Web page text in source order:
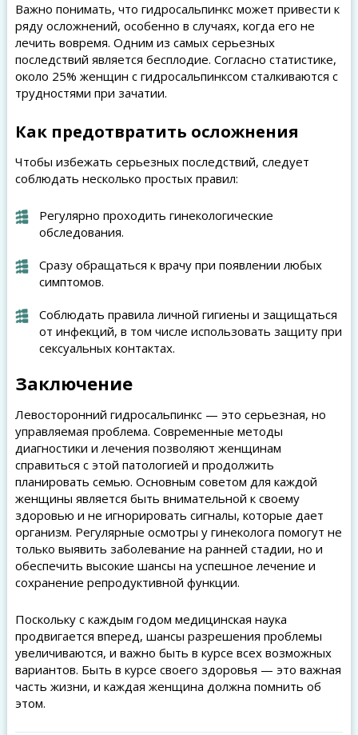
Важно понимать, что гидросальпинкс может привести к
ряду осложнений, особенно в случаях, когда его не
лечить вовремя. Одним из самых серьезных
последствий является бесплодие. Согласно статистике,
около 25% женщин с гидросальпинксом сталкиваются с
трудностями при зачатии.
Как предотвратить осложнения
Чтобы избежать серьезных последствий, следует
соблюдать несколько простых правил:
Регулярно проходить гинекологические
обследования.
Сразу обращаться к врачу при появлении любых
симптомов.
Соблюдать правила личной гигиены и защищаться
от инфекций, в том числе использовать защиту при
сексуальных контактах.
Заключение
Левосторонний гидросальпинкс — это серьезная, но
управляемая проблема. Современные методы
диагностики и лечения позволяют женщинам
справиться с этой патологией и продолжить
планировать семью. Основным советом для каждой
женщины является быть внимательной к своему
здоровью и не игнорировать сигналы, которые дает
организм. Регулярные осмотры у гинеколога помогут не
только выявить заболевание на ранней стадии, но и
обеспечить высокие шансы на успешное лечение и
сохранение репродуктивной функции.
Поскольку с каждым годом медицинская наука
продвигается вперед, шансы разрешения проблемы
увеличиваются, и важно быть в курсе всех возможных
вариантов. Быть в курсе своего здоровья — это важная
часть жизни, и каждая женщина должна помнить об
этом.